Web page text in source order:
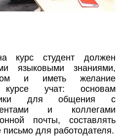
курс студент должен
языковыми знаниями,
и иметь желание
учат: основам
для общения с
и коллегами
почты, составлять
письмо для работодателя.